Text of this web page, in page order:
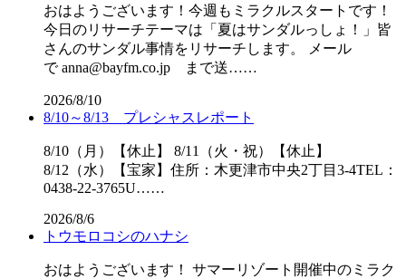
おはようございます！今週もミラクルスタートです！
今日のリサーチテーマは「夏はサンダルっしょ！」皆
さんのサンダル事情をリサーチします。 メール
で anna@bayfm.co.jp まで送……
2026/8/10
8/10～8/13 プレシャスレポート
8/10（月）【休止】 8/11（火・祝）【休止】
8/12（水）【宝家】住所：木更津市中央2丁目3-4TEL：
0438-22-3765U……
2026/8/6
トウモロコシのハナシ
おはようございます！ サマーリゾート開催中のミラク